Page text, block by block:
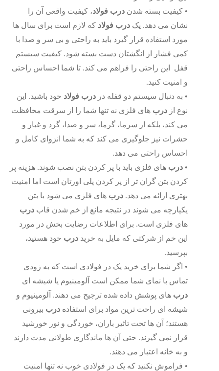
• کیفیت بسته شدن درب فولاد، کیفیت واقعی آن را
نشان می ­دهد. یک درب فولاد که لازم است برای سال ­ها
مورد استفاده قرار گیرد باید به راحتی و بی سر و صدا با
کمی فشار از انگشتان دست بسته شود. کیفیت سیستم
قفل این راحتی را فراهم می کند. تا شما احساس راحتی
و امنیت کنید.
• به دنبال سیستم دو قفله در درب فولاد خود باشید. این
نوع از درب های فلزی نه تنها شما را از سرقت محافظت
می­ کند، بلکه از سرما، گرما، سر و صدا، گرد و غبار و
حشرات نیز جلوگیری می کند که به شما انزوای کامل و
احساس راحتی می­ دهد.
• درب های فلزی باید با پر کردن بتن نصب شوند. هزینه پر
کردن بتن گران تر از پر کردن پلی اورتان است اما امنیت
بهتری ارائه می دهد. درب های فلزی می شود با بتن
یکپارچه می­ شوند در نتیجه مانع از خم شدن قاب درب
های فلزی است. برای اطلاعات رضایت بخش در مورد
این خم از شرکتی که مایل به خرید درب خود هستید،
بپرسید.
• اگر شما برای خرید یک در فولادی است که به زودی
تماس با نمای شما ممکن است آلومینیوم یا شیشه ای
درب های پوشش داده شده ترجیح می دهند. آلومینیوم و
شیشه ای راحت ترین مواد برای استفاده درب بیرونی
هستند؛ آن ها تحت تاثیر باران، خوردگی و نور خورشید
قرار نمی­ گیرند. حتی آن ها ماندگاری طولانی مدت دارند
و به خانه اعتبار می ­دهند.
• فراموش نکنید که یک در فولادی خوب نه تنها امنیت